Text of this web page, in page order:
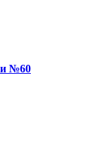
№60